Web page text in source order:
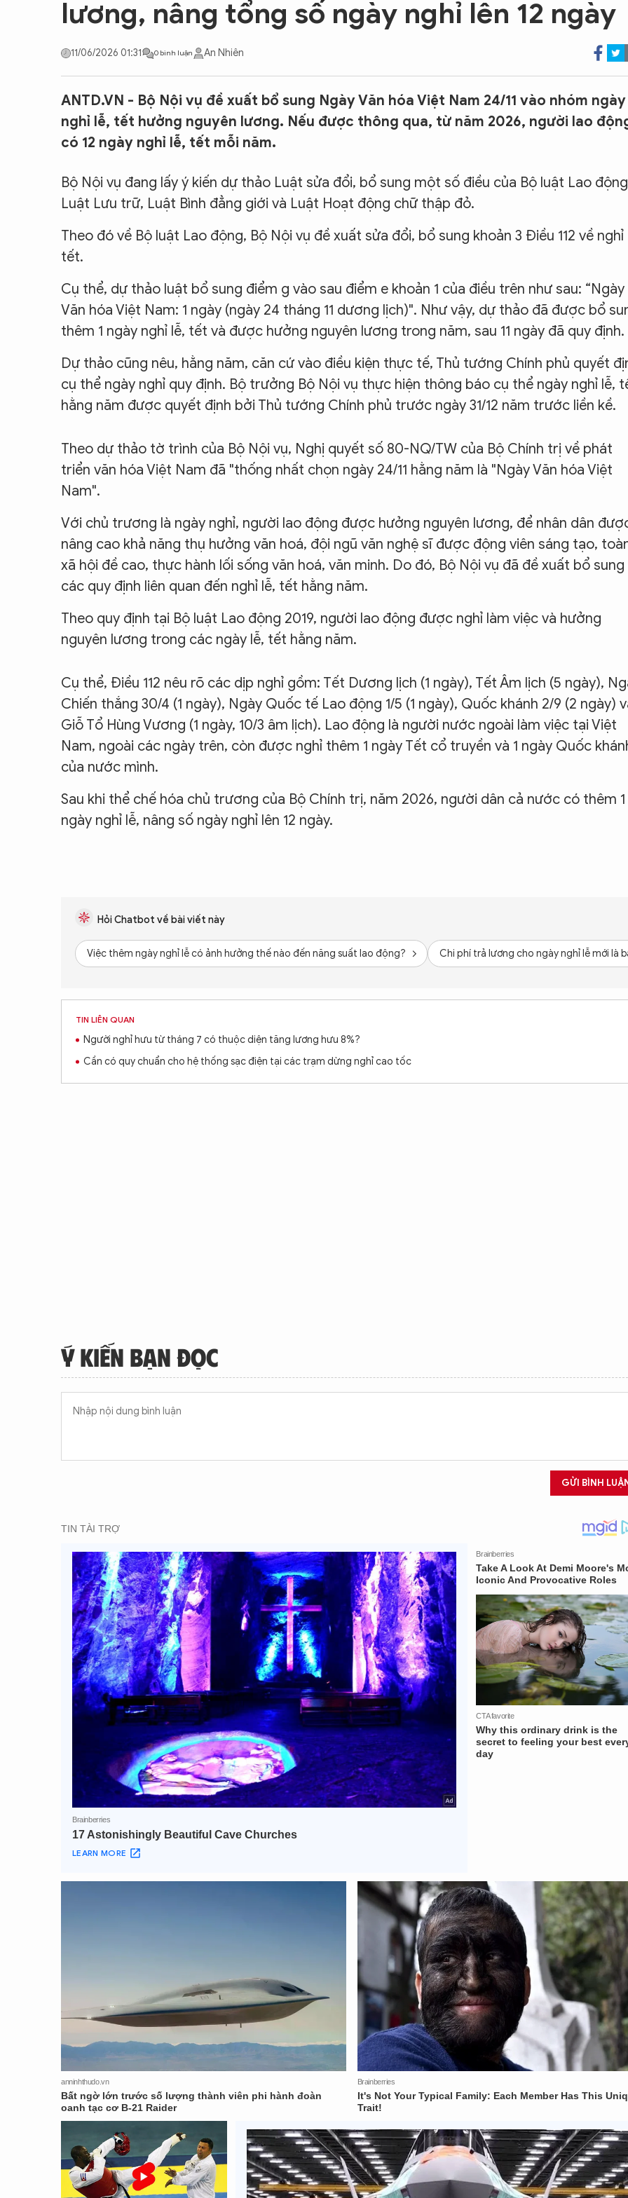
CON ĐƯỜNG KHỞI NGHIỆP
lương, nâng tổng số ngày nghỉ lên 12 ngày
11/06/2026 01:31 0 bình luận An Nhiên
ANTD.VN - Bộ Nội vụ đề xuất bổ sung Ngày Văn hóa Việt Nam 24/11 vào nhóm ngày
nghỉ lễ, tết hưởng nguyên lương. Nếu được thông qua, từ năm 2026, người lao
có 12 ngày nghỉ lễ, tết mỗi năm.
Bộ Nội vụ đang lấy ý kiến dự thảo Luật sửa đổi, bổ sung một số điều của Bộ luật Lao
Luật Lưu trữ, Luật Bình đẳng giới và Luật Hoạt động chữ thập đỏ.
Theo đó về Bộ luật Lao động, Bộ Nội vụ đề xuất sửa đổi, bổ sung khoản 3 Điều 112 về nghỉ
tết.
Cụ thể, dự thảo luật bổ sung điểm g vào sau điểm e khoản 1 của điều trên như sau: “Ngày
Văn hóa Việt Nam: 1 ngày (ngày 24 tháng 11 dương lịch)". Như vậy, dự thảo đã được bổ
thêm 1 ngày nghỉ lễ, tết và được hưởng nguyên lương trong năm, sau 11 ngày đã quy định.
Dự thảo cũng nêu, hằng năm, căn cứ vào điều kiện thực tế, Thủ tướng Chính phủ quyết
cụ thể ngày nghỉ quy định. Bộ trưởng Bộ Nội vụ thực hiện thông báo cụ thể ngày nghỉ lễ,
hằng năm được quyết định bởi Thủ tướng Chính phủ trước ngày 31/12 năm trước liền kề.
Theo dự thảo tờ trình của Bộ Nội vụ, Nghị quyết số 80-NQ/TW của Bộ Chính trị về phát
triển văn hóa Việt Nam đã "thống nhất chọn ngày 24/11 hằng năm là "Ngày Văn hóa Việt
Nam".
Với chủ trương là ngày nghỉ, người lao động được hưởng nguyên lương, để nhân dân
nâng cao khả năng thụ hưởng văn hoá, đội ngũ văn nghệ sĩ được động viên sáng tạo,
xã hội đề cao, thực hành lối sống văn hoá, văn minh. Do đó, Bộ Nội vụ đã đề xuất bổ sung
các quy định liên quan đến nghỉ lễ, tết hằng năm.
Theo quy định tại Bộ luật Lao động 2019, người lao động được nghỉ làm việc và hưởng
nguyên lương trong các ngày lễ, tết hằng năm.
Cụ thể, Điều 112 nêu rõ các dịp nghỉ gồm: Tết Dương lịch (1 ngày), Tết Âm lịch (5 ngày),
Chiến thắng 30/4 (1 ngày), Ngày Quốc tế Lao động 1/5 (1 ngày), Quốc khánh 2/9 (2 ngày)
Giỗ Tổ Hùng Vương (1 ngày, 10/3 âm lịch). Lao động là người nước ngoài làm việc tại Việt
Nam, ngoài các ngày trên, còn được nghỉ thêm 1 ngày Tết cổ truyền và 1 ngày Quốc
của nước mình.
Sau khi thể chế hóa chủ trương của Bộ Chính trị, năm 2026, người dân cả nước có thêm 1
ngày nghỉ lễ, nâng số ngày nghỉ lên 12 ngày.
Hỏi Chatbot về bài viết này
Việc thêm ngày nghỉ lễ có ảnh hưởng thế nào đến năng suất lao động? Chi phí trả lương cho ngày nghỉ lễ mới là
TIN LIÊN QUAN
Người nghỉ hưu từ tháng 7 có thuộc diện tăng lương hưu 8%?
Cần có quy chuẩn cho hệ thống sạc điện tại các trạm dừng nghỉ cao tốc
Ý KIẾN BẠN ĐỌC
GỬI BÌNH